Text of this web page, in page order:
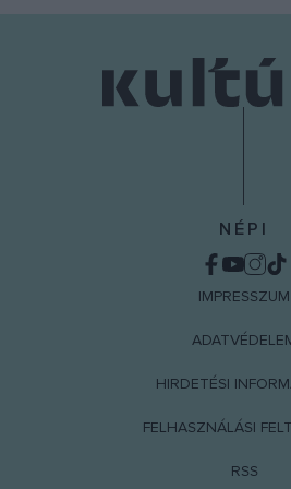
NÉPI
IMPRESSZUM
HIRDETÉSI
FELHASZNÁLÁSI
RSS